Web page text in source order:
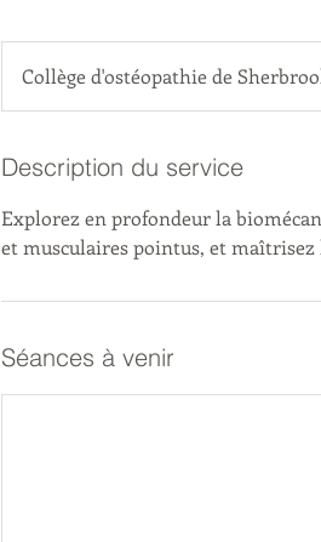
Collège d'ostéopathie de
Description du service
Explorez en profondeur la
et musculaires pointus, et maîtrisez
Séances à venir